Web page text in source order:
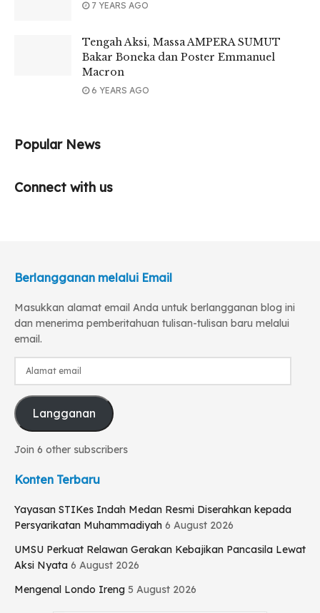
7 YEARS AGO
Tengah Aksi, Massa AMPERA SUMUT
Bakar Boneka dan Poster Emmanuel
Macron
6 YEARS AGO
Popular News
Connect with us
Berlangganan melalui Email
Masukkan alamat email Anda untuk berlangganan blog ini
dan menerima pemberitahuan tulisan-tulisan baru melalui
email.
Alamat
Langganan
Join 6 other subscribers
Konten Terbaru
Yayasan STIKes Indah Medan Resmi Diserahkan kepada
Persyarikatan Muhammadiyah 6 August 2026
UMSU Perkuat Relawan Gerakan Kebajikan Pancasila Lewat
Aksi Nyata 6 August 2026
Mengenal Londo Ireng 5 August 2026